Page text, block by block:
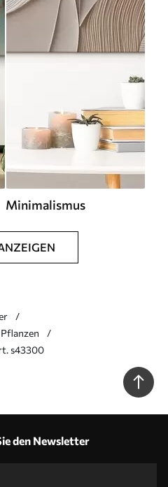
Minimalismus
s43300
den Newsletter